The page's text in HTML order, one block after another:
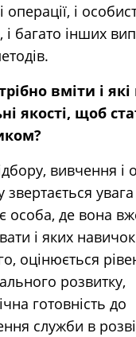
і
і багато інших
вміти і
якості, щоб
вивчення
звертається
особа, де вона
і яких
оцінюється
розвитку,
готовність до
служби в